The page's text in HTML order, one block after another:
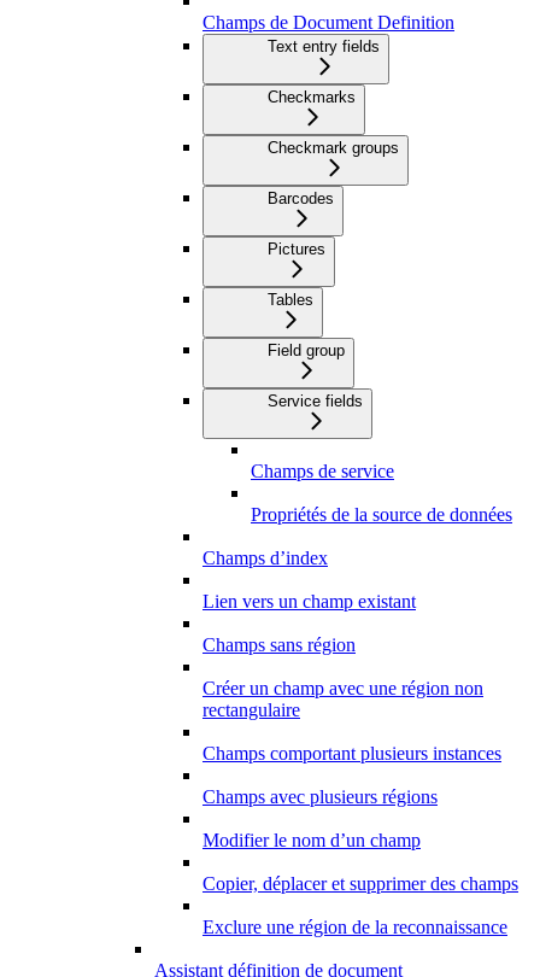
Champs de Document Definition
Text entry fields
Checkmarks
Checkmark groups
Barcodes
Pictures
Tables
Field group
Service fields
Champs de service
Propriétés de la source de données
Champs d’index
Lien vers un champ existant
Champs sans région
Créer un champ avec une région non
rectangulaire
Champs comportant plusieurs instances
Champs avec plusieurs régions
Modifier le nom d’un champ
Copier, déplacer et supprimer des champs
Exclure une région de la reconnaissance
Assistant définition de document